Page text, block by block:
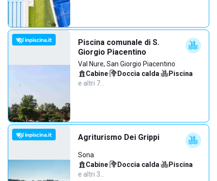
Piscina comunale di S.
Giorgio Piacentino
Val Nure, San Giorgio Piacentino
Cabine· Doccia calda· Piscina·
e altri 7…
Agriturismo Dei Grippi
Sona
Cabine· Doccia calda· Piscina·
e altri 3…